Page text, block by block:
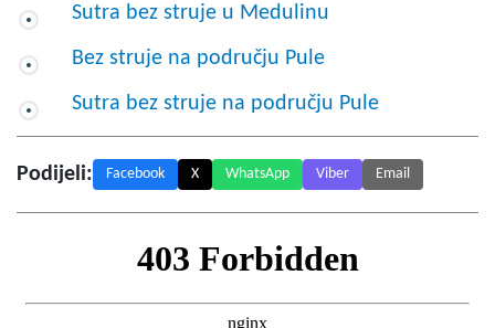
Sutra bez struje u Medulinu
Bez struje na području Pule
Sutra bez struje na području Pule
Podijeli: Facebook X WhatsApp Viber Email